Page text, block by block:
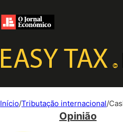
Início/Tributação internacional/
Opinião